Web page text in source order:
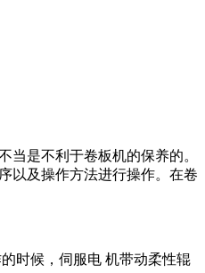
是不利于卷板机的保养的。
以及操作方法进行操作。在卷
时候，伺服电 机带动柔性辊